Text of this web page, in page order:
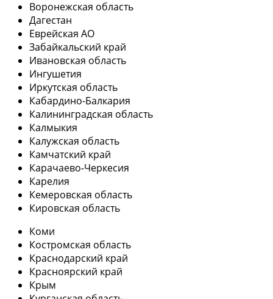
Воронежская область
Дагестан
Еврейская АО
Забайкальский край
Ивановская область
Ингушетия
Иркутская область
Кабардино-Балкария
Калининградская область
Калмыкия
Калужская область
Камчатский край
Карачаево-Черкесия
Карелия
Кемеровская область
Кировская область
Коми
Костромская область
Краснодарский край
Красноярский край
Крым